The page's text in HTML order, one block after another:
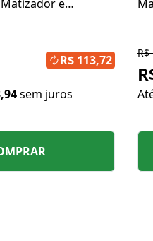
e
sem juros
R$ 113,72 R$